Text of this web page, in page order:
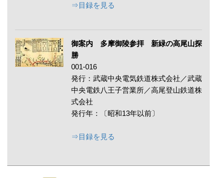
⇒目録を見る
御案内 多摩御陵参拝 新緑の高尾山探
勝
001-016
発行：武蔵中央電気鉄道株式会社／武蔵
中央電鉄八王子営業所／高尾登山鉄道株
式会社
発行年：〔昭和13年以前〕
⇒目録を見る